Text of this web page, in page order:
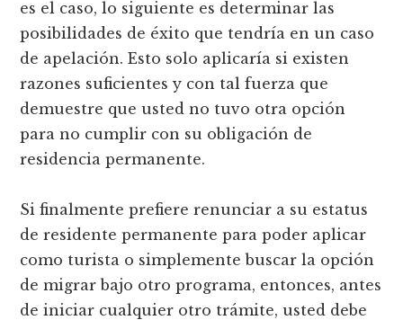
es el caso, lo siguiente es determinar las
posibilidades de éxito que tendría en un caso
de apelación. Esto solo aplicaría si existen
razones suficientes y con tal fuerza que
demuestre que usted no tuvo otra opción
para no cumplir con su obligación de
residencia permanente.
Si finalmente prefiere renunciar a su estatus
de residente permanente para poder aplicar
como turista o simplemente buscar la opción
de migrar bajo otro programa, entonces, antes
de iniciar cualquier otro trámite, usted debe